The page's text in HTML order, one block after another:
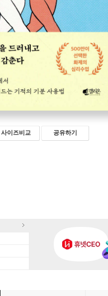
사이즈비교 공유하기